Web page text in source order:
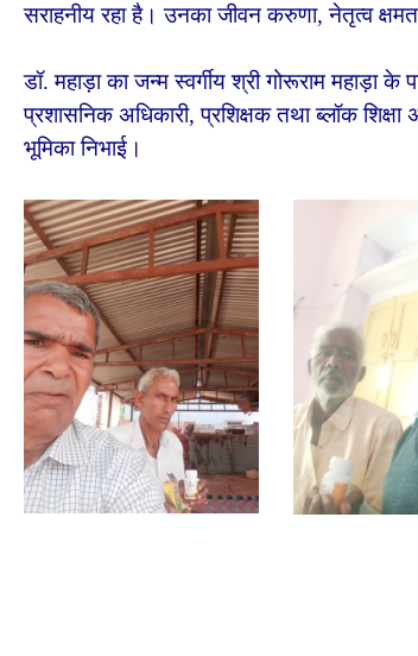
सराहनीय रहा है। उनका जीवन करुणा, नेतृत्व
डॉ. महाड़ा का जन्म स्वर्गीय श्री गोरूराम महाड़ा
प्रशासनिक अधिकारी, प्रशिक्षक तथा ब्लॉक
भूमिका निभाई।